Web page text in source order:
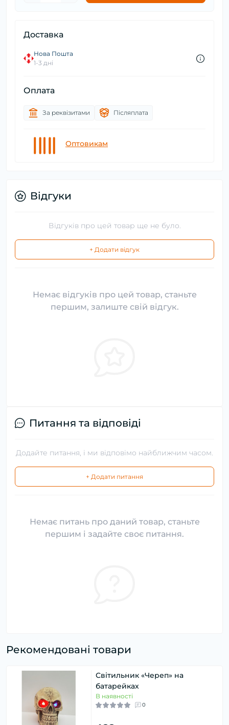
Доставка
Нова Пошта
1-3 дні
Оплата
За реквізитами Післяплата
Оптовикам
Відгуки
Відгуків про цей товар ще не було.
+ Додати відгук
Немає відгуків про цей товар, станьте
першим, залиште свій відгук.
Питання та відповіді
Додайте питання, і ми відповімо найближчим часом.
+ Додати питання
Немає питань про даний товар, станьте
першим і задайте своє питання.
Рекомендовані товари
Світильник «Череп» на
батарейках
В наявності
0